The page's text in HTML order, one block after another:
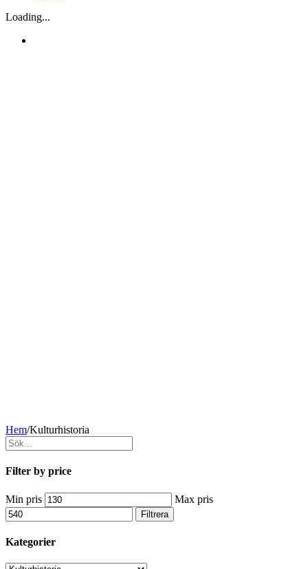
Loading...
Hem/Kulturhistoria
Filter by price
Min pris Max pris
Filtrera
Kategorier